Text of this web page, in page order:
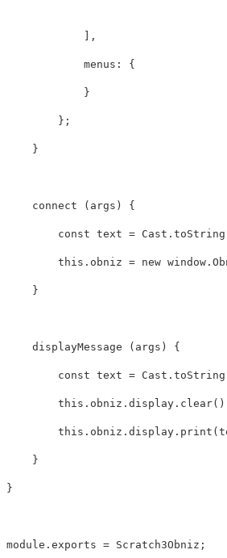
],
menus : {
}
};
}
connect ( args ) {
const text = Cast . toString
this . obniz = new window .
}
displayMessage ( args ) {
const text = Cast . toString
this . obniz . display . clear
this . obniz . display . print (
}
}
module . exports = Scratch3Obniz ;